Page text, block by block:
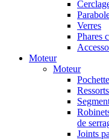
Verres
Phares
Moteur
Moteur
Ressorts
de
Joints